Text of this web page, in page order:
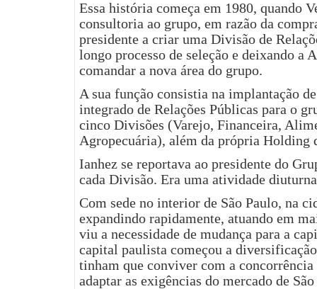
Essa história começa em 1980, quando
consultoria ao grupo, em razão da
presidente a criar uma Divisão de
longo processo de seleção e deixando a
comandar a nova área do grupo.
A sua função consistia na implantação
integrado de Relações Públicas para o
cinco Divisões (Varejo, Financeira,
Agropecuária), além da própria Holding
Ianhez se reportava ao presidente do
cada Divisão. Era uma atividade
Com sede no interior de São Paulo, na
expandindo rapidamente, atuando em
viu a necessidade de mudança para a
capital paulista começou a
tinham que conviver com a concorrência
adaptar as exigências do mercado de